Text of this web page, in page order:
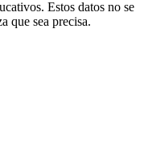
Estos datos no se
que sea precisa.